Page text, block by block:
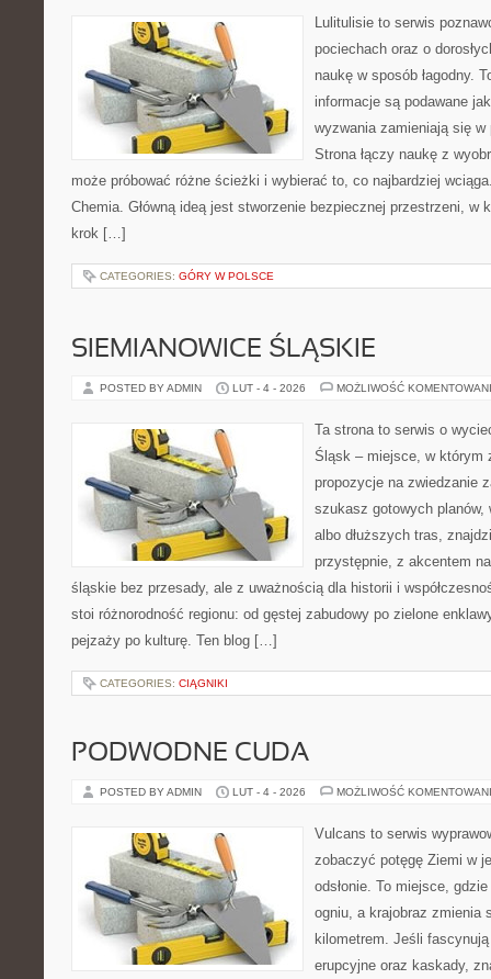
Lulitulisie to serwis
pociechach oraz o
naukę w sposób łagodny.
informacje są podawane
wyzwania zamieniają się
Strona łączy naukę z
może próbować różne ścieżki i wybierać to, co najbardziej
Chemia. Główną ideą jest stworzenie bezpiecznej przestrzeni, w
krok […]
CATEGORIES: GÓRY W POLSCE
SIEMIANOWICE ŚLĄSKIE
POSTED BY ADMIN LUT - 4 - 2026 MOŻLIWOŚĆ
Ta strona to serwis o
Śląsk – miejsce, w którym
propozycje na zwiedzanie
szukasz gotowych
albo dłuższych tras,
przystępnie, z akcentem
śląskie bez przesady, ale z uważnością dla historii i
stoi różnorodność regionu: od gęstej zabudowy po zielone
pejzaży po kulturę. Ten blog […]
CATEGORIES: CIĄGNIKI
PODWODNE CUDA
POSTED BY ADMIN LUT - 4 - 2026 MOŻLIWOŚĆ
Vulcans to serwis
zobaczyć potęgę Ziemi w
odsłonie. To miejsce,
ogniu, a krajobraz zmienia
kilometrem. Jeśli
erupcyjne oraz kaskady,